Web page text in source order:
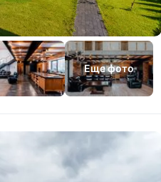
Еще фото